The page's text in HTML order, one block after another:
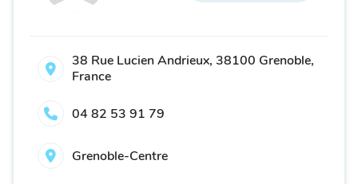
38 Rue Lucien Andrieux, 38100 Grenoble,
France
04 82 53 91 79
Grenoble-Centre